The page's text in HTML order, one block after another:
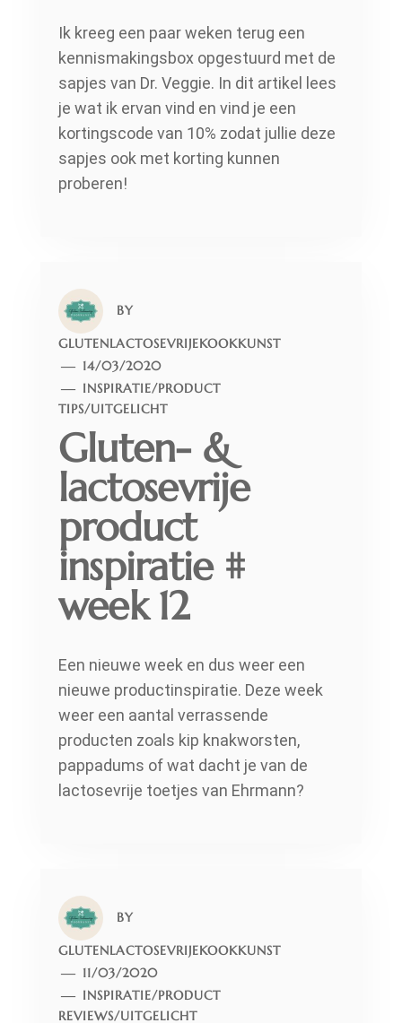
Ik kreeg een paar weken terug een
kennismakingsbox opgestuurd met de
sapjes van Dr. Veggie. In dit artikel lees
je wat ik ervan vind en vind je een
kortingscode van 10% zodat jullie deze
sapjes ook met korting kunnen
proberen!
BY
GLUTENLACTOSEVRIJEKOOKKUNST
14/03/2020
INSPIRATIE/PRODUCT
TIPS/UITGELICHT
Gluten- &
lactosevrije
product
inspiratie #
week 12
Een nieuwe week en dus weer een
nieuwe productinspiratie. Deze week
weer een aantal verrassende
producten zoals kip knakworsten,
pappadums of wat dacht je van de
lactosevrije toetjes van Ehrmann?
BY
GLUTENLACTOSEVRIJEKOOKKUNST
11/03/2020
INSPIRATIE/PRODUCT
REVIEWS/UITGELICHT